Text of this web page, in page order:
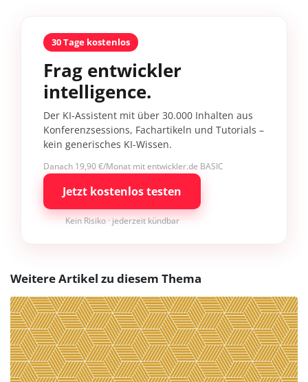
30 Tage kostenlos
Frag entwickler
intelligence.
Der KI-Assistent mit über 30.000 Inhalten aus
Konferenzsessions, Fachartikeln und Tutorials –
kein generisches KI-Wissen.
Danach 19,90 €/Monat mit entwickler.de BASIC
Jetzt kostenlos testen
Kein Risiko · jederzeit kündbar
Weitere Artikel zu diesem Thema